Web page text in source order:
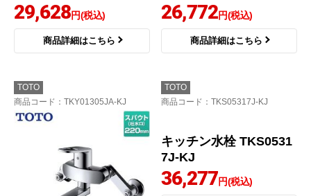
29,628円(税込)
商品詳細はこちら
26,772円(税込)
商品詳細はこちら
TOTO
商品コード ：TKY01305JA-KJ
TOTO
商品コード ：TKS05317J-KJ
キッチン水栓 TKS0531
7J-KJ
36,277円(税込)